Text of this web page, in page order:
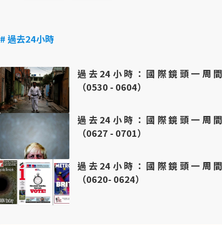
# 過去24小時
過去24小時：國際鏡頭一周間
（0530 - 0604）
過去24小時：國際鏡頭一周間
（0627 - 0701）
過去24小時：國際鏡頭一周間
（0620- 0624）